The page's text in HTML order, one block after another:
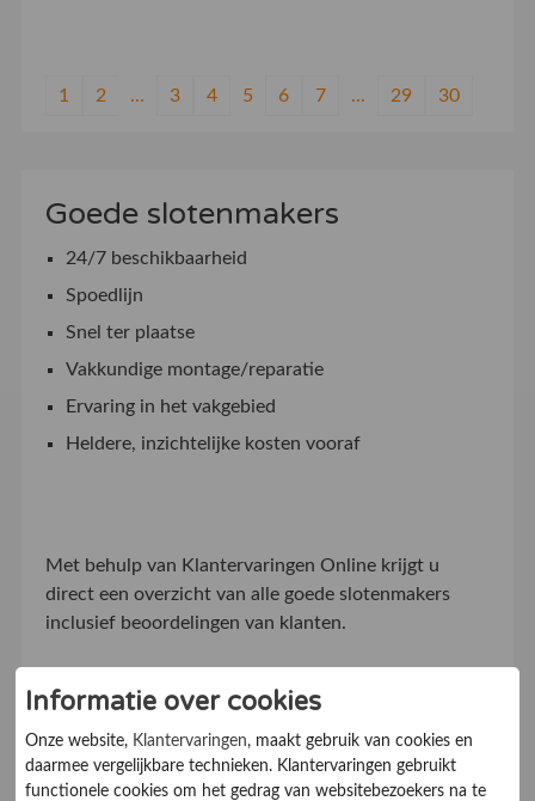
1 2 ... 3 4 5 6 7 ... 29 30
Goede slotenmakers
24/7 beschikbaarheid
Spoedlijn
Snel ter plaatse
Vakkundige montage/reparatie
Ervaring in het vakgebied
Heldere, inzichtelijke kosten vooraf
Met behulp van Klantervaringen Online krijgt u
direct een overzicht van alle goede slotenmakers
inclusief beoordelingen van klanten.
De juiste slotenmaker
Met behulp van beoordelingen van voorgaande
Informatie over cookies
Onze website, Klantervaringen, maakt gebruik van cookies en
daarmee vergelijkbare technieken. Klantervaringen gebruikt
functionele cookies om het gedrag van websitebezoekers na te